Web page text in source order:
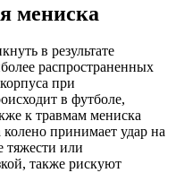
мениска
в результате
распространенных
при
в футболе,
к травмам мениска
принимает удар на
тяжести или
также рискуют